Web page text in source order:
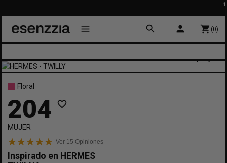
10%
menu search person shopping_cart (0)
Floral
204 favorite_border
MUJER
Ver 15 Opiniones
Inspirado en HERMES